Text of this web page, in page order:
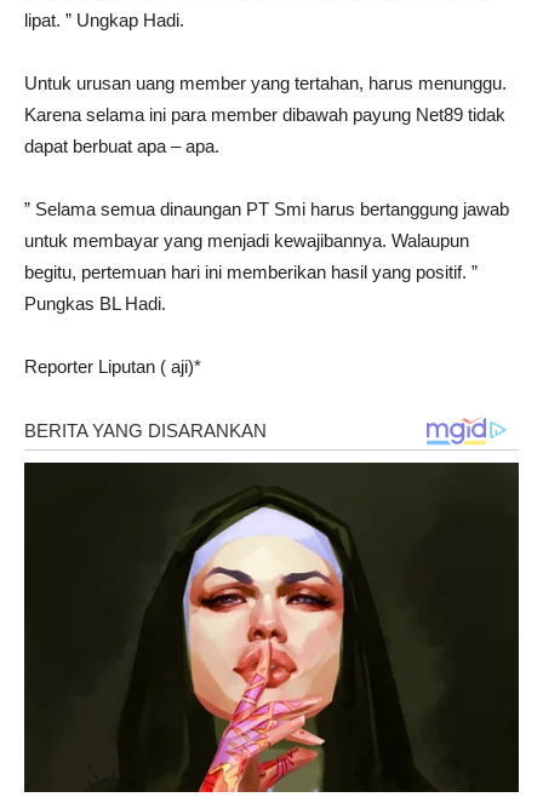
lipat. ” Ungkap Hadi.
Untuk urusan uang member yang tertahan, harus menunggu.
Karena selama ini para member dibawah payung Net89 tidak
dapat berbuat apa – apa.
” Selama semua dinaungan PT Smi harus bertanggung jawab
untuk membayar yang menjadi kewajibannya. Walaupun
begitu, pertemuan hari ini memberikan hasil yang positif. ”
Pungkas BL Hadi.
Reporter Liputan ( aji)*